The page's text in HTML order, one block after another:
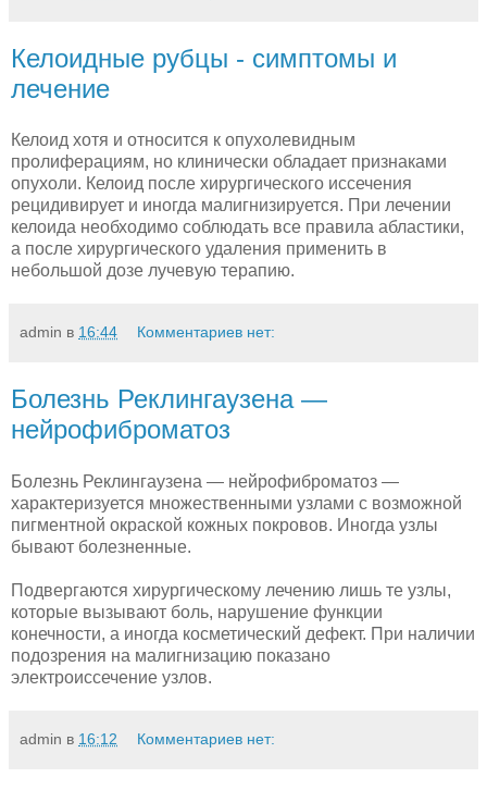
Келоидные рубцы - симптомы и
лечение
Келоид хотя и относится к опухолевидным
пролиферациям, но клинически обладает признаками
опухоли. Келоид после хи­рургического иссечения
рецидивирует и иногда малигнизируется. При лечении
келоида необходимо соблюдать все правила абластики,
а после хирургического удаления применить в
небольшой дозе лучевую терапию.
admin в 16:44 Комментариев нет:
Болезнь Реклингаузена —
нейрофиброматоз
Болезнь Реклингаузена — нейрофиброматоз —
характеризуется множественными узлами с возможной
пигмент­ной окраской кожных покровов. Иногда узлы
бывают болез­ненные.
Подвергаются хирургическому лечению лишь те узлы,
ко­торые вызывают боль, нарушение функции
конечности, а иногда косметический дефект. При наличии
подозрения на малигнизацию показано
электроиссечение узлов.
admin в 16:12 Комментариев нет: